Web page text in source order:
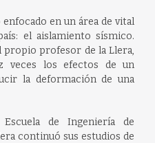
en un área de vital
el aislamiento sísmico.
propio profesor de la Llera,
veces los efectos de un
la deformación de una
de Ingeniería de
continuó sus estudios de